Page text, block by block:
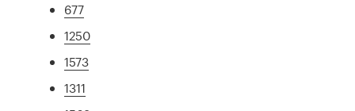
677
1250
1573
1311